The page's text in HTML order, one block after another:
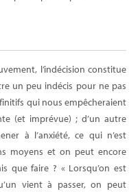
l’indécision constitue
un peu indécis pour ne pas
qui nous empêcheraient
(et imprévue) ; d’un autre
à l’anxiété, ce qui n’est
moyens et on peut encore
que faire ? « Lorsqu’on est
vient à passer, on peut